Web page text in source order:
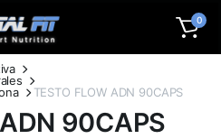
0
TESTO FLOW ADN 90CAPS
90CAPS